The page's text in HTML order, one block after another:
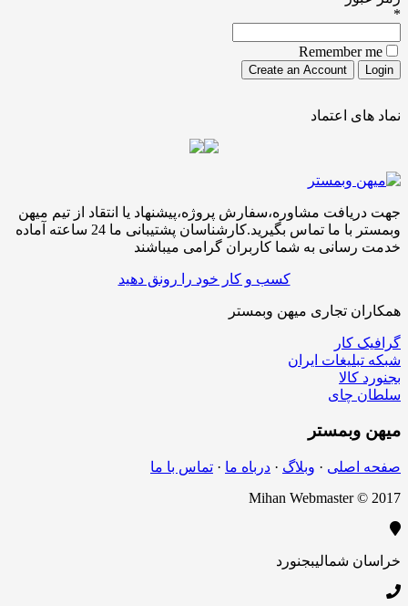
اعتماد
مشاوره،سفارش پروژه،پیشنهاد یا انتقاد از تیم میهن
وبمستر با ما تماس بگیرید.کارشناسان پشتیبانی ما 24 ساعته آماده
به شما کاربران گرامی میباشند
کسب و کار خود را رونق دهید
تجاری میهن وبمستر
ایران
چای
وبمستر
· وبلاگ · درباه ما · تماس با ما
Mihan Webmaster
شمالیبجنورد